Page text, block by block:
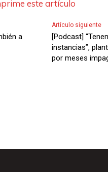
este artículo
a
Artículo siguiente
[Podcast]
instancias”,
por meses